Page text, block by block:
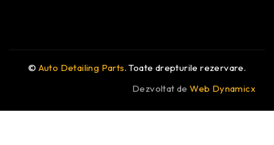
© Auto Detailing Parts. Toate drepturile rezervare.
Dezvoltat deWeb Dynamicx